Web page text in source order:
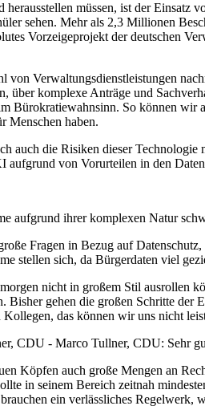
müssen, ist der
sehen. Mehr als 2,3 Millionen
Vorzeigeprojekt der deutschen
von Verwaltungsdienstleistungen
über komplexe Anträge und
Bürokratiewahnsinn. So können wir
Menschen haben.
auch die Risiken dieser
aufgrund von Vorurteilen in den
aufgrund ihrer komplexen Natur
Fragen in Bezug auf
stellen sich, da Bürgerdaten viel
nicht in großem Stil ausrollen
Bisher gehen die großen Schritte
das können wir uns nicht
CDU - Marco Tullner, CDU: Sehr
Köpfen auch große Mengen an
in seinem Bereich zeitnah
ein verlässliches